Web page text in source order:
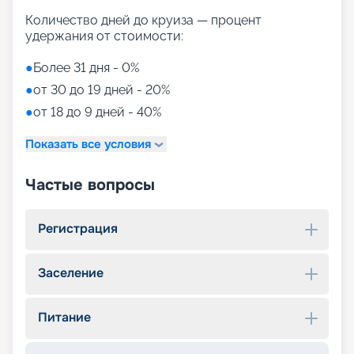
Количество дней до круиза — процент
удержания от стоимости:
●Более 31 дня - 0%
●от 30 до 19 дней - 20%
●от 18 до 9 дней - 40%
Показать все условия
Частые вопросы
Регистрация
Заселение
Питание